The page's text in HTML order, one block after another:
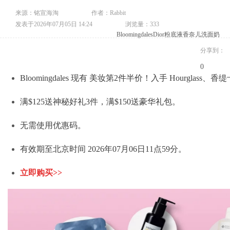
来源：铭宣海淘
作者：Rabbit
发表于2026年07月05日 14:24
浏览量：333
BloomingdalesDior粉底液香奈儿洗面奶
分享到：
0
Bloomingdales 现有 美妆第2件半价！入手 Hourglass、香
满$125送神秘好礼3件，满$150送豪华礼包。
无需使用优惠码。
有效期至北京时间 2026年07月06日11点59分。
立即购买>>